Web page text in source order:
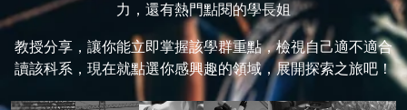
力，還有熱門點閱的學長姐
教授分享，讓你能立即掌握該學群重點，檢視自己適不適合
讀該科系，現在就點選你感興趣的領域，展開探索之旅吧！